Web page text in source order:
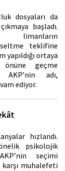
dosyaları da
başladı.
teklifine
yapıldığı ortaya
önüne geçme
adı,
ediyor.
hızlandı.
psikolojik
seçimi
muhalefeti